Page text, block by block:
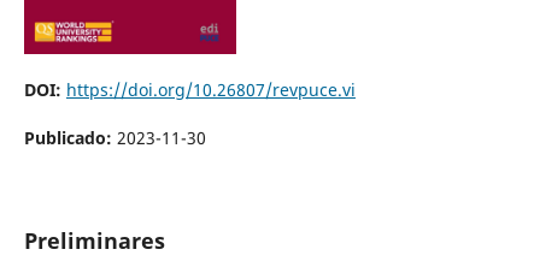
DOI: https://doi.org/10.26807/revpuce.vi
Publicado: 2023-11-30
Preliminares